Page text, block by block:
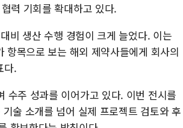
력 기회를 확대하고 있다.
비 생산 수행 경험이 크게 늘었다. 이는
목으로 보는 해외 제약사들에게 회사의
다.
수주 성과를 이어가고 있다. 이번 전시를
술 소개를 넘어 실제 프로젝트 검토와 후